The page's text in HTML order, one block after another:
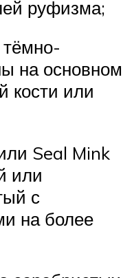
руфизма;
на основном
кости или
Seal Mink
или
с
на более